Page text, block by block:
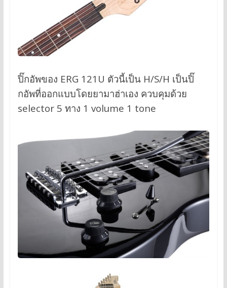
ปิ๊กอัพของ ERG 121U ตัวนี้เป็น H/S/H เป็นปิ๊
กอัพที่ออกแบบโดยยามาฮ่าเอง ควบคุมด้วย
selector 5 ทาง 1 volume 1 tone